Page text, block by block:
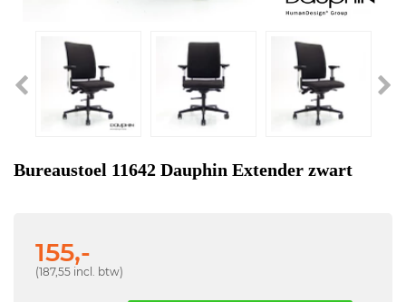
Bureaustoel 11642 Dauphin Extender zwart
155,-
(187,55 incl. btw)